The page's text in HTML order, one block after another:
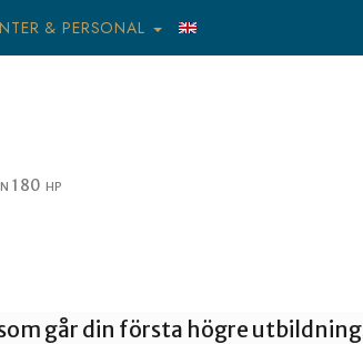
& PERSONAL
180 hp
går din första högre utbildning